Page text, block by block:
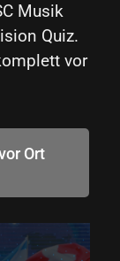
Musik
Quiz.
vor
Ort